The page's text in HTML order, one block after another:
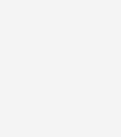
über
hin zu Parkplätzen in
mit Strom
Wallboxen und